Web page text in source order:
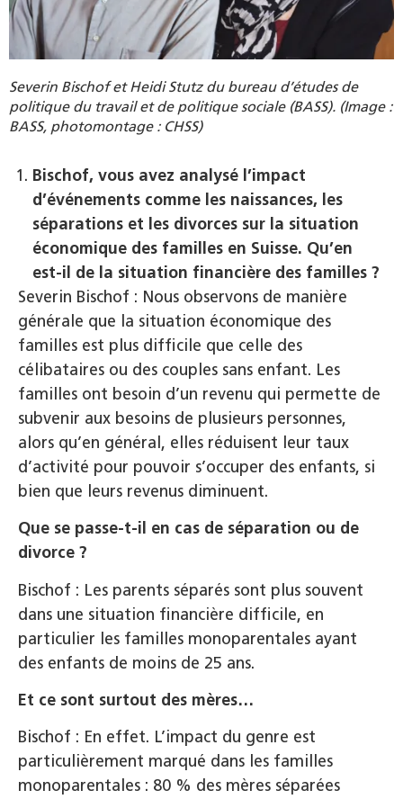
Severin Bischof et Heidi Stutz du bureau d’études de
politique du travail et de politique sociale (BASS). (Image :
BASS, photomontage : CHSS)
Bischof, vous avez analysé l’impact
d’événements comme les naissances, les
séparations et les divorces sur la situation
économique des familles en Suisse. Qu’en
est-il de la situation financière des familles ?
Severin Bischof : Nous observons de manière
générale que la situation économique des
familles est plus difficile que celle des
célibataires ou des couples sans enfant. Les
familles ont besoin d’un revenu qui permette de
subvenir aux besoins de plusieurs personnes,
alors qu’en général, elles réduisent leur taux
d’activité pour pouvoir s’occuper des enfants, si
bien que leurs revenus diminuent.
Que se passe-t-il en cas de séparation ou de
divorce ?
Bischof : Les parents séparés sont plus souvent
dans une situation financière difficile, en
particulier les familles monoparentales ayant
des enfants de moins de 25 ans.
Et ce sont surtout des mères…
Bischof : En effet. L’impact du genre est
particulièrement marqué dans les familles
monoparentales : 80 % des mères séparées